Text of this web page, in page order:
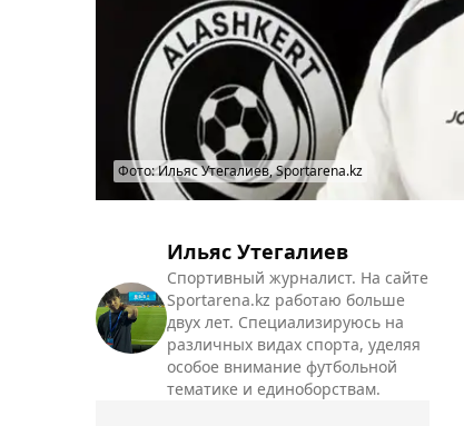
Фото: Ильяс Утегалиев, Sportarena.kz
Ильяс Утегалиев
Спортивный журналист. На сайте
Sportarena.kz работаю больше
двух лет. Специализируюсь на
различных видах спорта, уделяя
особое внимание футбольной
тематике и единоборствам.